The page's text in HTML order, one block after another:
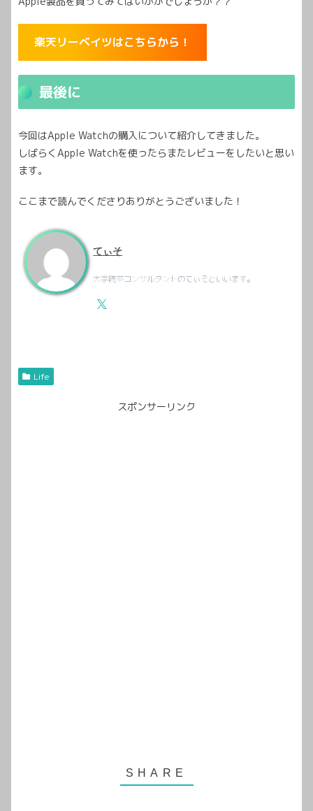
楽天リーベイツはこちらから！
最後に
今回はApple Watchの購入について紹介してきました。
しばらくApple Watchを使ったらまたレビューをしたいと思い
ます。
ここまで読んでくださりありがとうございました！
てぃそ
大学院卒コンサルタントのてぃそといいます。
Life
スポンサーリンク